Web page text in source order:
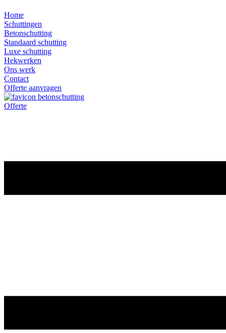
Home
Schuttingen
Betonschutting
Standaard schutting
Luxe schutting
Hekwerken
Ons werk
Contact
Offerte aanvragen
Offerte